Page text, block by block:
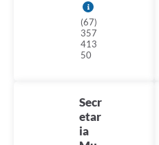
(67)
357
413
50
Secr
etar
ia